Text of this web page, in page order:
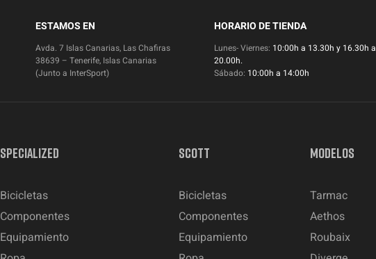
ESTAMOS EN
Avda. 7 Islas Canarias, Las Chafiras
38639 – Tenerife, Islas Canarias
(Junto a InterSport)
HORARIO DE TIENDA
Lunes- Viernes: 10:00h a 13.30h y 16.30h a
20.00h.
Sábado: 10:00h a 14:00h
SPECIALIZED
Bicicletas
Componentes
Equipamiento
SCOTT
Bicicletas
Componentes
Equipamiento
MODELOS
Tarmac
Aethos
Roubaix